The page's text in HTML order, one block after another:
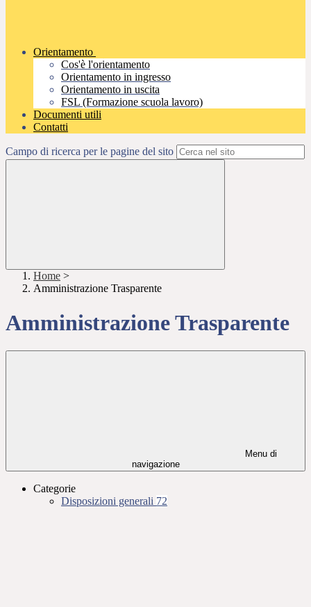
Orientamento
Cos'è l'orientamento
Orientamento in ingresso
Orientamento in uscita
FSL (Formazione scuola lavoro)
Documenti utili
Contatti
Campo di ricerca per le pagine del sito
Home >
Amministrazione Trasparente
Amministrazione Trasparente
Menu di
navigazione
Categorie
Disposizioni generali 72